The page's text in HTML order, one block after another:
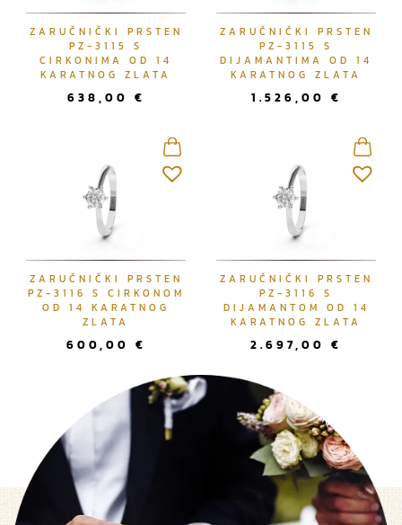
ZARUČNIČKI PRSTEN
PZ-3115 S
CIRKONIMA OD 14
KARATNOG ZLATA
638,00 €
ZARUČNIČKI PRSTEN
PZ-3115 S
DIJAMANTIMA OD 14
KARATNOG ZLATA
1.526,00 €
ZARUČNIČKI PRSTEN
PZ-3116 S CIRKONOM
OD 14 KARATNOG
ZLATA
600,00 €
ZARUČNIČKI PRSTEN
PZ-3116 S
DIJAMANTOM OD 14
KARATNOG ZLATA
2.697,00 €